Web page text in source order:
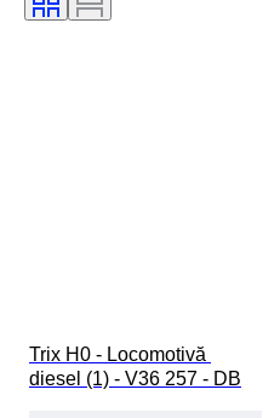
Compania de cale ferată
Trix H0 - Locomotivă
diesel (1) - V36 257 - DB